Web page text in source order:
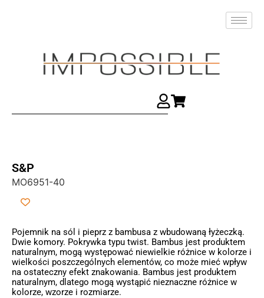
S&P
MO6951-40
Pojemnik na sól i pieprz z bambusa z wbudowaną łyżeczką.
Dwie komory. Pokrywka typu twist. Bambus jest produktem
naturalnym, mogą występować niewielkie różnice w kolorze i
wielkości poszczególnych elementów, co może mieć wpływ
na ostateczny efekt znakowania. Bambus jest produktem
naturalnym, dlatego mogą wystąpić nieznaczne różnice w
kolorze, wzorze i rozmiarze.